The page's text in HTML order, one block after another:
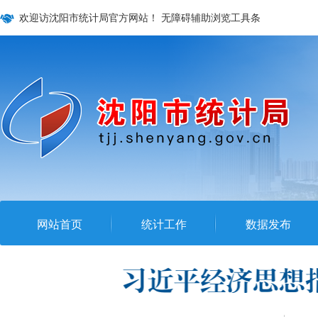
欢迎访沈阳市统计局官方网站！ 无障碍辅助浏览工具条
网站首页 统计工作 数据发布